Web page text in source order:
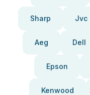
Sharp Jvc
Aeg Dell
Epson
Kenwood